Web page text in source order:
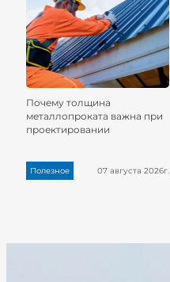
Почему толщина
металлопроката важна при
проектировании
Полезное 07 августа 2026г.